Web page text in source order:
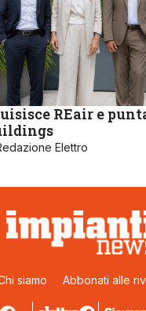
REair e
Elettro
siamo Abbonati alle